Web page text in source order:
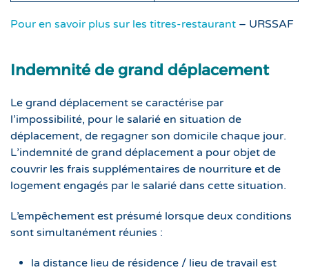
Pour en savoir plus sur les titres-restaurant – URSSAF
Indemnité de grand déplacement
Le grand déplacement se caractérise par
l’impossibilité, pour le salarié en situation de
déplacement, de regagner son domicile chaque jour.
L’indemnité de grand déplacement a pour objet de
couvrir les frais supplémentaires de nourriture et de
logement engagés par le salarié dans cette situation.
L’empêchement est présumé lorsque deux conditions
sont simultanément réunies :
la distance lieu de résidence / lieu de travail est